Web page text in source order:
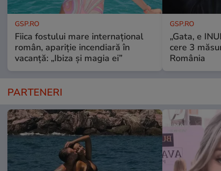
GSP.RO
Fiica fostului mare internațional
român, apariție incendiară în
vacanță: „Ibiza și magia ei”
GSP.RO
„Gata, e
cere 3
România
PARTENERI